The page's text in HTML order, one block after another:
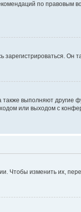
по правовым
Он
выполняют другие
или выходом с
Чтобы изменить их,